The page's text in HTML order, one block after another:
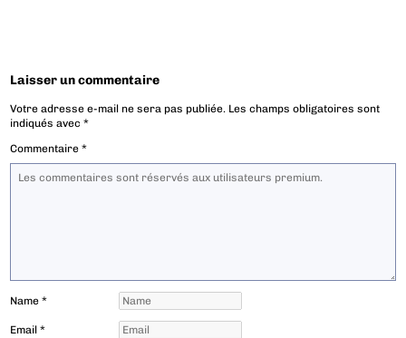
Laisser un commentaire
Votre adresse e-mail ne sera pas publiée. Les champs obligatoires sont
indiqués avec*
Commentaire*
Name*
Email*